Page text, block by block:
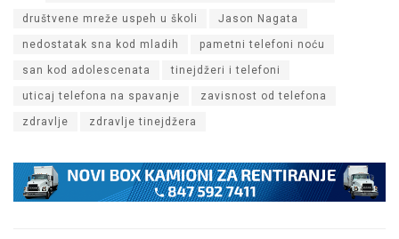
društvene mreže uspeh u školi Jason Nagata
nedostatak sna kod mladih pametni telefoni noću
san kod adolescenata tinejdžeri i telefoni
uticaj telefona na spavanje zavisnost od telefona
zdravlje zdravlje tinejdžera